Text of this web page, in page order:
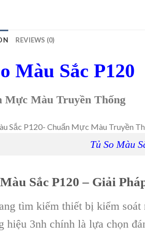
REVIEWS (0)
Màu Sắc P120
Mực Màu Truyền Thống
Tủ So Màu
Sắc P120 – Giải
tìm kiếm thiết bị kiểm soát
hiệu 3nh chính là lựa chọn